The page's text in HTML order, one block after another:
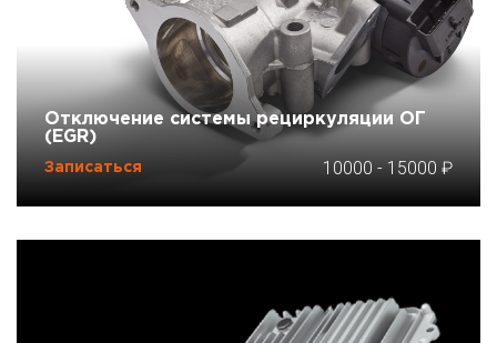
Отключение системы рециркуляции ОГ
(EGR)
Записаться 10000 - 15000